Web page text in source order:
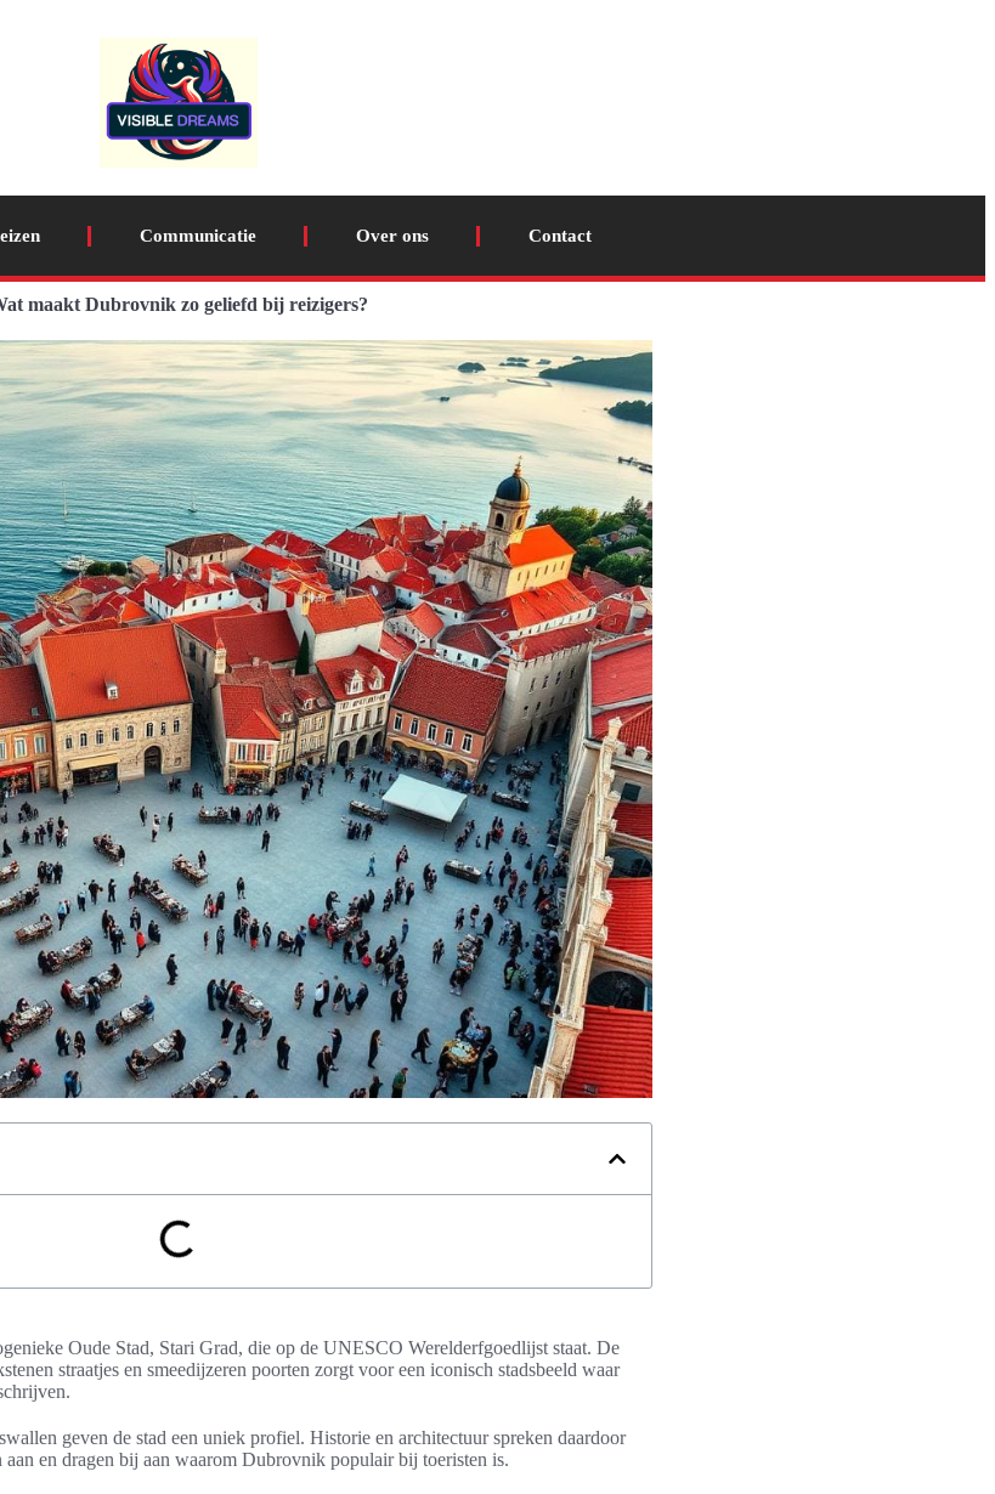
Communicatie Over ons Contact
maakt Dubrovnik zo geliefd bij reizigers?
Oude Stad, Stari Grad, die op de UNESCO Werelderfgoedlijst staat. De
straatjes en smeedijzeren poorten zorgt voor een iconisch stadsbeeld waar
geven de stad een uniek profiel. Historie en architectuur spreken daardoor
en dragen bij aan waarom Dubrovnik populair bij toeristen is.